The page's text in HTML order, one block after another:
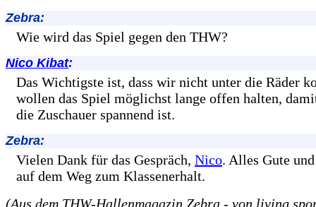
Zebra:
Wie wird das Spiel gegen den THW?
Nico Kibat:
Das Wichtigste ist, dass wir nicht unter die Räder
wollen das Spiel möglichst lange offen halten,
die Zuschauer spannend ist.
Zebra:
Vielen Dank für das Gespräch, Nico. Alles Gute
auf dem Weg zum Klassenerhalt.
(Aus dem THW-Hallenmagazin Zebra - von living